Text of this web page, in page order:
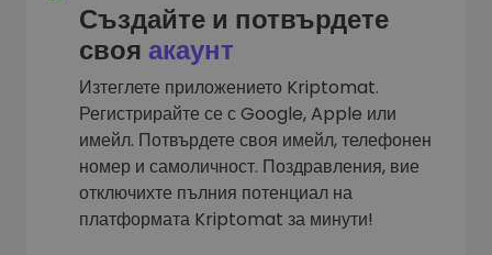
Създайте и потвърдете
своя акаунт
Изтеглете приложението Kriptomat.
Регистрирайте се с Google, Apple или
имейл. Потвърдете своя имейл, телефонен
номер и самоличност. Поздравления, вие
отключихте пълния потенциал на
платформата Kriptomat за минути!